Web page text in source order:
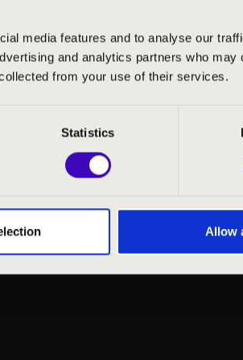
media features and to analyse our
and analytics partners who may
from your use of their services.
Statistics
Allow
Evangélikus templomban, a Tihanyi
Freiburgban, Kölnben,
Országos Szakközépiskolai
2004-ben a Lipcsei Bach
megrendezett „Szólisták
ért el.
Hittudományi Egyetem
a budapesti Liszt Ferenc